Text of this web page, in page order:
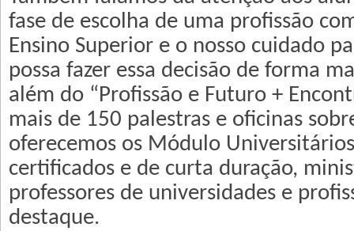
fase de escolha de uma profissão
Ensino Superior e o nosso cuidado
possa fazer essa decisão de forma
além do “Profissão e Futuro +
mais de 150 palestras e oficinas
oferecemos os Módulo
certificados e de curta duração,
professores de universidades e
destaque.